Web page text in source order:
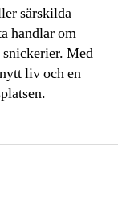
särskilda
handlar om
Med
liv och en